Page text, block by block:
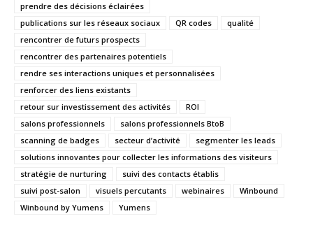
prendre des décisions éclairées
publications sur les réseaux sociaux
QR codes
qualité
rencontrer de futurs prospects
rencontrer des partenaires potentiels
rendre ses interactions uniques et personnalisées
renforcer des liens existants
retour sur investissement des activités
ROI
salons professionnels
salons professionnels BtoB
scanning de badges
secteur d’activité
segmenter les leads
solutions innovantes pour collecter les informations des visiteurs
stratégie de nurturing
suivi des contacts établis
suivi post-salon
visuels percutants webinaires
Winbound
Winbound by Yumens
Yumens